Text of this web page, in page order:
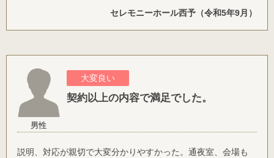
セレモニーホール西予（令和5年9月）
男性
大変良い
契約以上の内容で満足でした。
説明、対応が親切で大変分かりやすかった。通夜室、会場も